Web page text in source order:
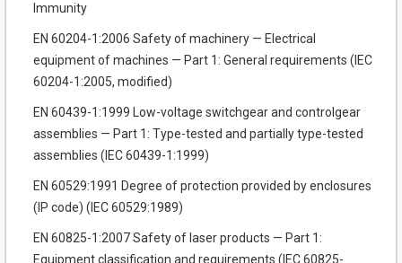
Immunity
EN 60204-1:2006 Safety of machinery — Electrical
equipment of machines — Part 1: General requirements (IEC
60204-1:2005, modified)
EN 60439-1:1999 Low-voltage switchgear and controlgear
assemblies — Part 1: Type-tested and partially type-tested
assemblies (IEC 60439-1:1999)
EN 60529:1991 Degree of protection provided by enclosures
(IP code) (IEC 60529:1989)
EN 60825-1:2007 Safety of laser products — Part 1:
Equipment classification and requirements (IEC 60825-